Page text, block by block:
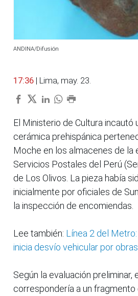
ANDINA/Difusión
17:36 | Lima, may. 23.
El Ministerio de Cultura incautó
cerámica prehispánica
Moche en los almacenes de la
Servicios Postales del Perú
de Los Olivos. La pieza había
inicialmente por oficiales de
la inspección de encomiendas.
Lee también: Línea 2 del
inicia desvío vehicular por
Según la evaluación preliminar,
correspondería a un